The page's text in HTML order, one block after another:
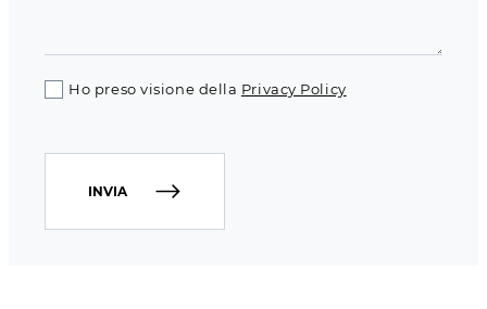
Ho preso visione della Privacy Policy
INVIA